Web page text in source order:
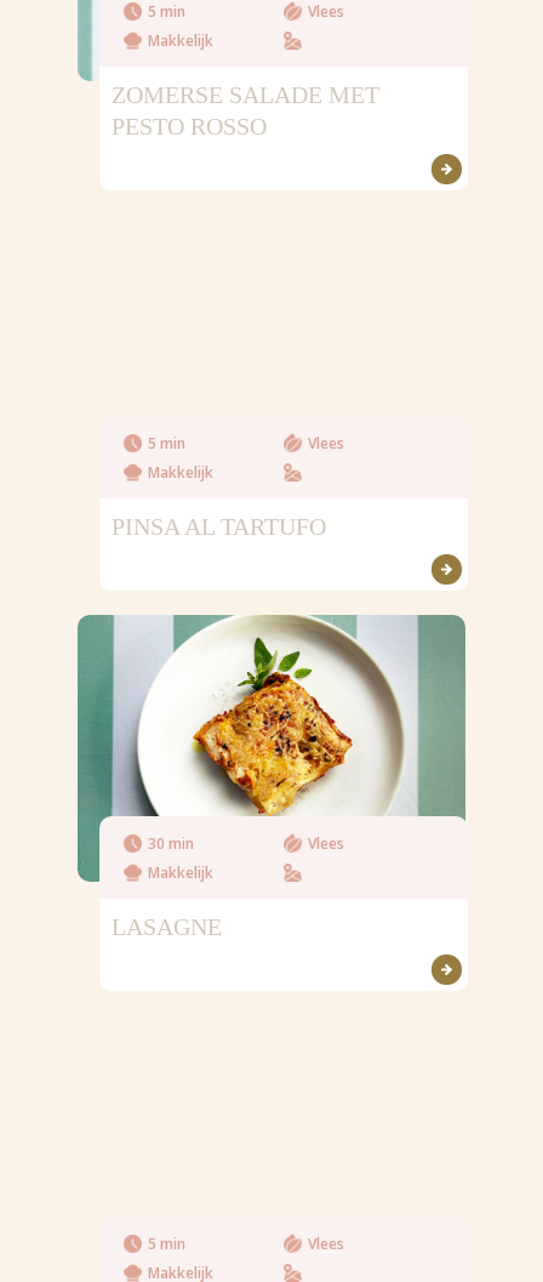
5 min
Vlees
Makkelijk
ZOMERSE SALADE MET
PESTO ROSSO
5 min
Vlees
Makkelijk
PINSA AL TARTUFO
30 min
Vlees
Makkelijk
LASAGNE
5 min
Vlees
Makkelijk